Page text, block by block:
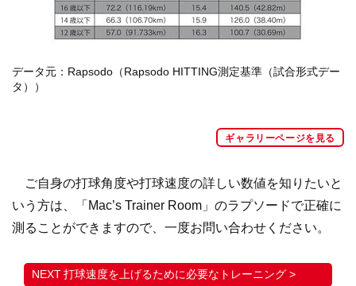
データ元：Rapsodo（Rapsodo HITTING測定基準（試合形式デー
タ））
ギャラリーページを見る
ご自身の打球角度や打球速度の詳しい数値を知りたいと
いう方は、「Mac’s Trainer Room」のラプソードで正確に
測ることができますので、一度お問い合わせください。
打球速度を上げるために必要なトレーニング >